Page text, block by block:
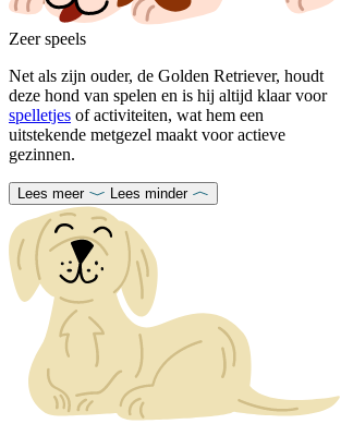
Zeer speels
Net als zijn ouder, de Golden Retriever, houdt
deze hond van spelen en is hij altijd klaar voor
spelletjes of activiteiten, wat hem een
uitstekende metgezel maakt voor actieve
gezinnen.
Lees meer Lees minder